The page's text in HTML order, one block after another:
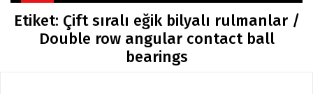
Button
Etiket: Çift sıralı eğik bilyalı rulmanlar /
Double row angular contact ball
bearings